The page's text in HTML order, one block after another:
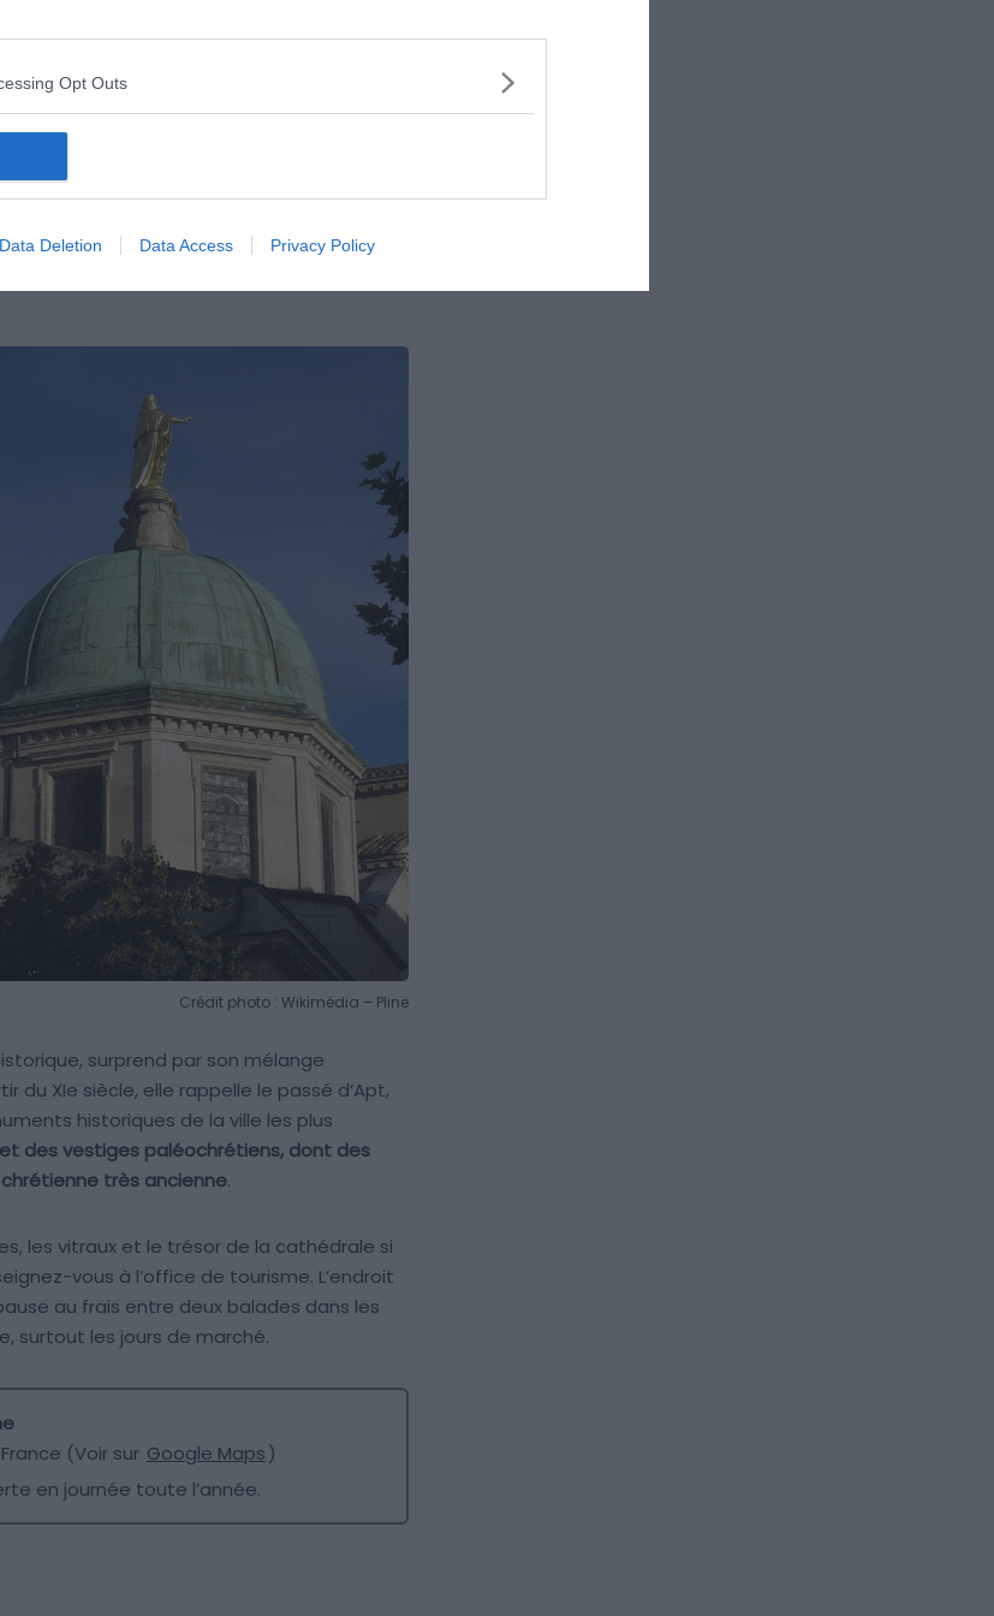
Opt Outs
Data Deletion Data Access Privacy Policy
parcourt facilement à pied depuis les
et aux pavés glissants après la
(Voir sur
Crédit photo : Wikimédia – Pline
surprend par son mélange
du XIe siècle, elle rappelle le passé d’Apt,
historiques de la ville les plus
des vestiges paléochrétiens, dont des
très ancienne.
les vitraux et le trésor de la cathédrale si
vous à l’office de tourisme. L’endroit
au frais entre deux balades dans les
surtout les jours de marché.
(Voir sur Google Maps)
en journée toute l’année.